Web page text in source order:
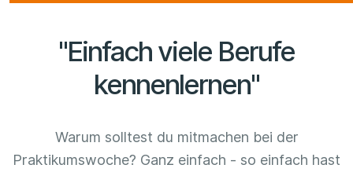
"Einfach viele Berufe
kennenlernen"
Warum solltest du mitmachen bei der
Praktikumswoche? Ganz einfach - so einfach hast